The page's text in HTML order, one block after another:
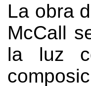
La obra
McCall
la luz